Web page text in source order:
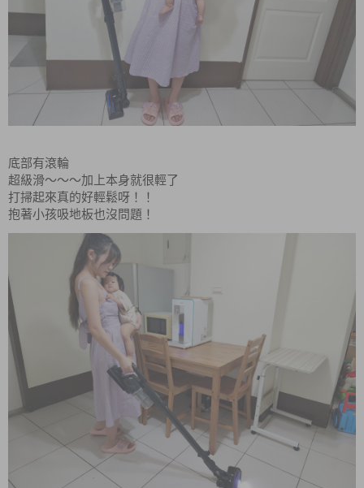
底部有滾輪
超級滑～～～加上本身就很輕了
打掃起來真的好輕鬆呀！！
抱著小孩吸地板也沒問題！